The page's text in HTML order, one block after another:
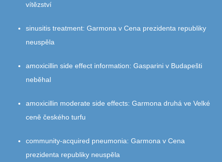
vítězství
sinusitis treatment: Garmona v Cena prezidenta republiky
neuspěla
amoxicillin side effect information: Gasparini v Budapešti
neběhal
amoxicillin moderate side effects: Garmona druhá ve Velké
ceně českého turfu
community‑acquired pneumonia: Garmona v Cena
prezidenta republiky neuspěla